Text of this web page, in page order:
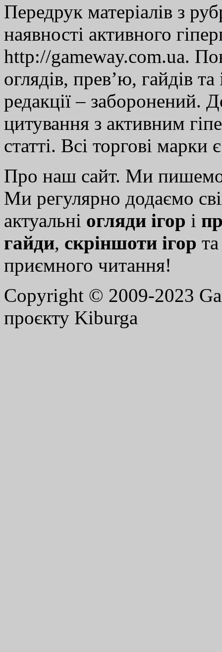
Передрук матеріалів з
наявності активного
http://gameway.com.ua.
оглядів, прев’ю, гайдів
редакції – заборонений.
цитування з активним
статті. Всі торгові марки
Про наш сайт. Ми
Ми регулярно додаємо
актуальні огляди ігор і
гайди, скріншоти ігор
приємного читання!
Copyright © 2009-2023
проєкту Kiburga